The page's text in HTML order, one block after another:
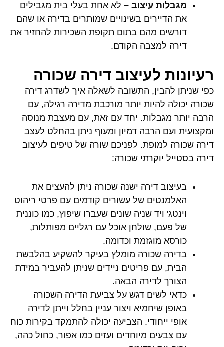
מגבלות עיצוב – לא אחת בעלי בית מגבילים
את הדיירים בשינויים שמותרים בדירה או שהם
דורשים מהם בתום תקופת השכירות להחזיר את
דירה למצבה הקודם.
רעיונות לעיצוב דירה שכורה
כפי שניתן להבין, התשובה לשאלה איך לשדרג דירה
שכורה יכולה להיות יותר מורכבת מדירה רגילה, עם
הרבה יותר מגבלות. יחד עם זאת, עם מעצבת מנוסה
ומקצועית ועם הרבה דמיון ומעוף ניתן בהחלט לעצב
דירה שכורה למופת. לפניכם שורה של טיפים לעיצוב
דירה בסטייל יוקרתי שכורה:
בעיצוב דירה ישנה שכורה ניתן להעצים את
האלמנטים של עשורים קודמים עם פרטי ריהוט
וינטג' ויד שניה שונים שעברו שיפוץ, כמו כוננית
של פעם, שולחן אוכל עם רגליים מפותלות,
כורסא מוגזמת וכדומה.
בדירה שכורה מומלץ בעיקר להשקיע בהלבשת
הבית, עם פריטים ניידים שניתן להעביר במידת
הצורך לדירה הבאה.
כדאי לשים דגש על צביעת הדירה השכורה
באופן שיחמיא ויצור עניין בחלל וייתן לדירה
אופי ייחודי. הצביעה יכולה להתמקד בקירות כוח
עם צבעים מיוחדים ועזים כמו אפור, כחול כהה,